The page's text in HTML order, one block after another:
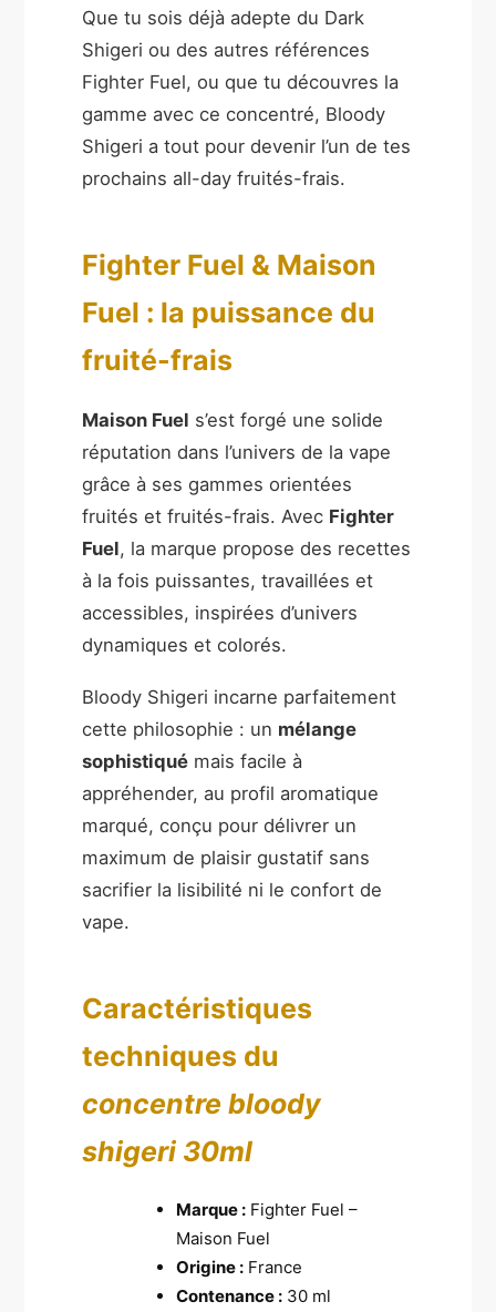
Que tu sois déjà adepte du Dark
Shigeri ou des autres références
Fighter Fuel, ou que tu découvres la
gamme avec ce concentré, Bloody
Shigeri a tout pour devenir l’un de tes
prochains all-day fruités-frais.
Fighter Fuel & Maison
Fuel : la puissance du
fruité-frais
Maison Fuel s’est forgé une solide
réputation dans l’univers de la vape
grâce à ses gammes orientées
fruités et fruités-frais. Avec Fighter
Fuel, la marque propose des recettes
à la fois puissantes, travaillées et
accessibles, inspirées d’univers
dynamiques et colorés.
Bloody Shigeri incarne parfaitement
cette philosophie : un mélange
sophistiqué mais facile à
appréhender, au profil aromatique
marqué, conçu pour délivrer un
maximum de plaisir gustatif sans
sacrifier la lisibilité ni le confort de
vape.
Caractéristiques
techniques du
concentre bloody
shigeri 30ml
Marque : Fighter Fuel –
Maison Fuel
Origine : France
Contenance : 30 ml